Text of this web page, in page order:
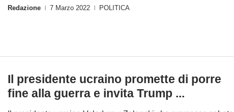
Redazione 7 Marzo 2022 POLITICA
Il presidente ucraino promette di porre
fine alla guerra e invita Trump ...